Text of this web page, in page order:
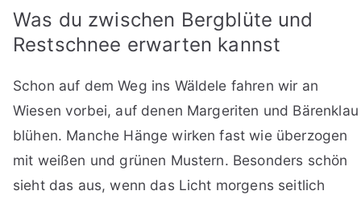
Was du zwischen Bergblüte und
Restschnee erwarten kannst
Schon auf dem Weg ins Wäldele fahren wir an
Wiesen vorbei, auf denen Margeriten und Bärenklau
blühen. Manche Hänge wirken fast wie überzogen
mit weißen und grünen Mustern. Besonders schön
sieht das aus, wenn das Licht morgens seitlich